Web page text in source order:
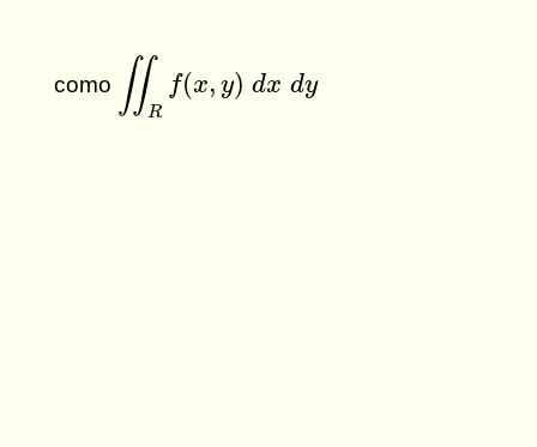
como ∬R
f(x, y) dx dy
∬R